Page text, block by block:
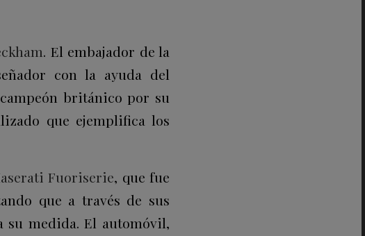
. El embajador de la
con la ayuda del
británico por su
que ejemplifica los
Fuoriserie, que fue
que a través de sus
su medida. El automóvil,